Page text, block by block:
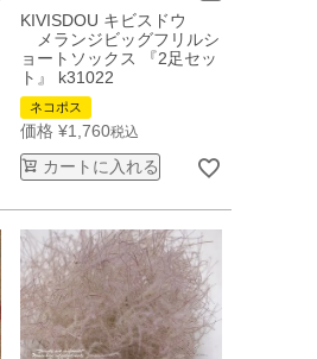
KIVISDOU キビスドウ
メランジビッグフリルシ
ョートソックス 『2足セッ
ト』 k31022
ネコポス
価格 ¥1,760税込
カートに入れる